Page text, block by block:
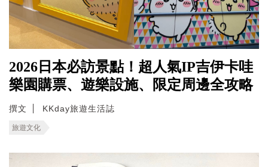
2026日本必訪景點！超人氣IP吉伊卡哇
樂園購票、遊樂設施、限定周邊全攻略
撰文 KKday旅遊生活誌
旅遊文化